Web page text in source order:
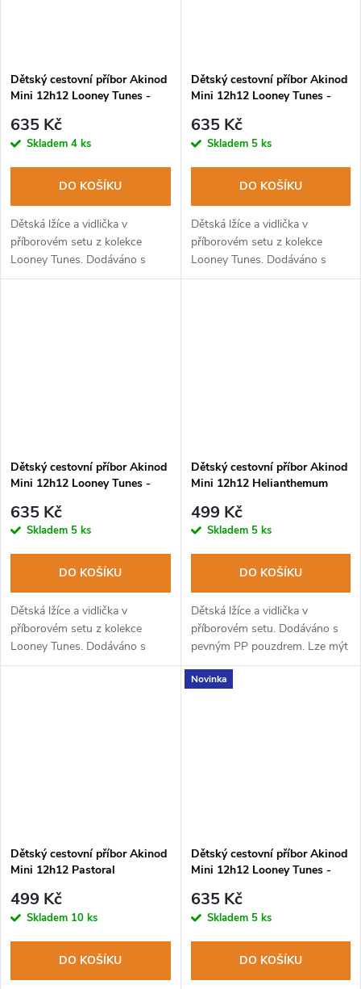
Dětský cestovní příbor Akinod
Mini 12h12 Looney Tunes -
635 Kč
Skladem 4 ks
DO KOŠÍKU
Dětská lžíce a vidlička v
příborovém setu z kolekce
Looney Tunes. Dodáváno s
pevným PP pouzdrem. Lze mýt
Dětský cestovní příbor Akinod
Mini 12h12 Looney Tunes -
635 Kč
Skladem 5 ks
DO KOŠÍKU
Dětská lžíce a vidlička v
příborovém setu z kolekce
Looney Tunes. Dodáváno s
pevným PP pouzdrem. Lze mýt
Dětský cestovní příbor Akinod
Mini 12h12 Looney Tunes -
635 Kč
Skladem 5 ks
DO KOŠÍKU
Dětská lžíce a vidlička v
příborovém setu z kolekce
Looney Tunes. Dodáváno s
pevným PP pouzdrem. Lze mýt
Dětský cestovní příbor Akinod
Mini 12h12 Helianthemum
499 Kč
Skladem 5 ks
DO KOŠÍKU
Dětská lžíce a vidlička v
příborovém setu. Dodáváno s
pevným PP pouzdrem. Lze mýt
v myčce na nádobí.
Dětský cestovní příbor Akinod
Mini 12h12 Pastoral
499 Kč
Skladem 10 ks
DO KOŠÍKU
Novinka
Dětský cestovní příbor Akinod
Mini 12h12 Looney Tunes -
635 Kč
Skladem 5 ks
DO KOŠÍKU